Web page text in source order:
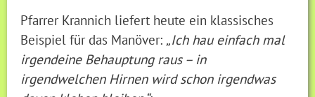
Pfarrer Krannich liefert heute ein klassisches
Beispiel für das Manöver: „Ich hau einfach mal
irgendeine Behauptung raus – in
irgendwelchen Hirnen wird schon irgendwas